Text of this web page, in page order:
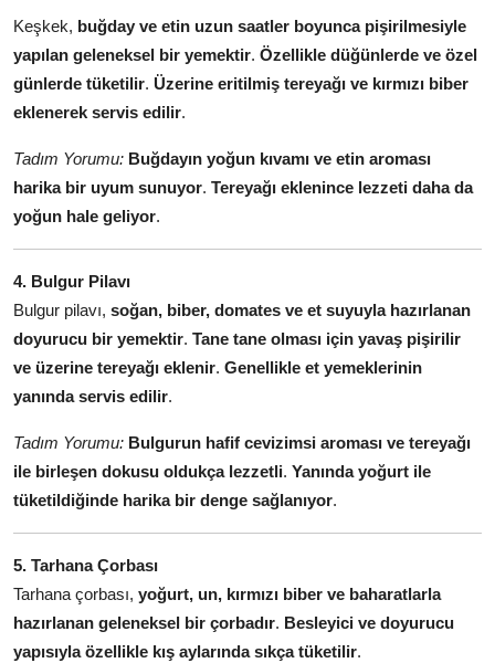
Keşkek, buğday ve etin uzun saatler boyunca pişirilmesiyle
yapılan geleneksel bir yemektir. Özellikle düğünlerde ve özel
günlerde tüketilir. Üzerine eritilmiş tereyağı ve kırmızı biber
eklenerek servis edilir.
Tadım Yorumu: Buğdayın yoğun kıvamı ve etin aroması
harika bir uyum sunuyor. Tereyağı eklenince lezzeti daha da
yoğun hale geliyor.
4. Bulgur Pilavı
Bulgur pilavı, soğan, biber, domates ve et suyuyla hazırlanan
doyurucu bir yemektir. Tane tane olması için yavaş pişirilir
ve üzerine tereyağı eklenir. Genellikle et yemeklerinin
yanında servis edilir.
Tadım Yorumu: Bulgurun hafif cevizimsi aroması ve tereyağı
ile birleşen dokusu oldukça lezzetli. Yanında yoğurt ile
tüketildiğinde harika bir denge sağlanıyor.
5. Tarhana Çorbası
Tarhana çorbası, yoğurt, un, kırmızı biber ve baharatlarla
hazırlanan geleneksel bir çorbadır. Besleyici ve doyurucu
yapısıyla özellikle kış aylarında sıkça tüketilir.